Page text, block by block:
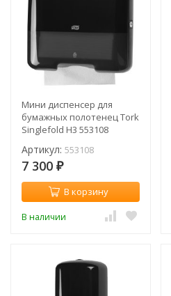
Мини диспенсер для
бумажных полотенец Tork
Singlefold H3 553108
Артикул: 553108
7 300 ₽
В корзину
В наличии